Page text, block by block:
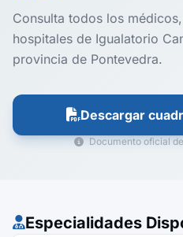
Consulta todos los
hospitales de Igualatorio
provincia de Pontevedra.
Descargar
Documento oficial
Especialidades